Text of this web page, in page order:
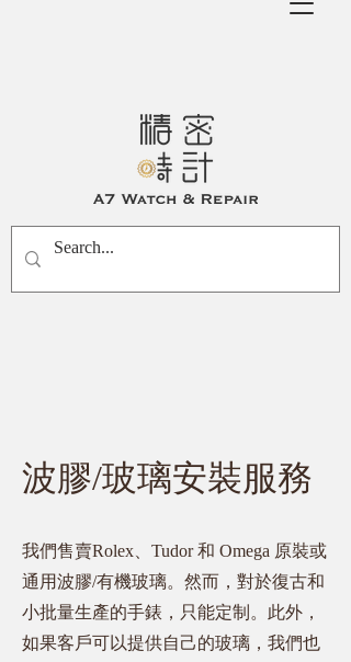
波膠/玻璃安裝服務
我們售賣Rolex、Tudor 和 Omega 原裝或
通用波膠/有機玻璃。然而，對於復古和
小批量生產的手錶，只能定制。此外，
如果客戶可以提供自己的玻璃，我們也